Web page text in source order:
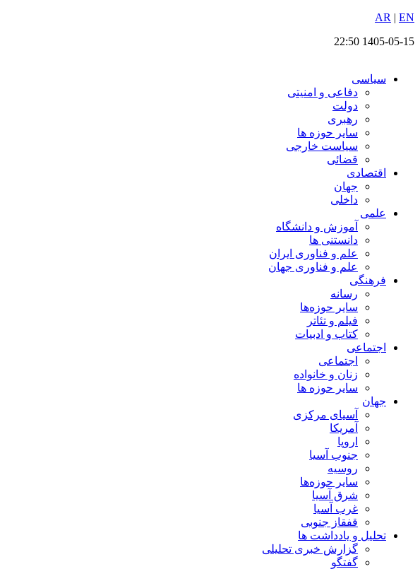
پرش
محتوا
AR | EN
1405-05-15 22:50
سیاسی
دفاعی و امنیتی
دولت
رهبری
سایر حوزه ها
سیاست خارجی
قضائی
اقتصادی
جهان
داخلی
علمی
آموزش و دانشگاه
دانستنی ها
علم و فناوری ایران
علم و فناوری جهان
فرهنگی
رسانه
سایر حوزه‌ها
فیلم و تئاتر
کتاب و ادبیات
اجتماعی
اجتماعی
زنان و خانواده
سایر حوزه ها
جهان
آسیای مرکزی
آمریکا
اروپا
جنوب آسیا
روسیه
سایر حوزه‌ها
شرق آسیا
غرب آسیا
قفقاز جنوبی
تحلیل و یادداشت ها
گزارش خبری تحلیلی
گفتگو